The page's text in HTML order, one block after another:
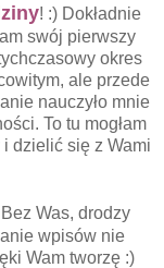
! :) Dokładnie
swój pierwszy
okres
ale przede
nauczyło mnie
To tu mogłam
dzielić się z Wami
Was, drodzy
wpisów nie
Wam tworzę :)